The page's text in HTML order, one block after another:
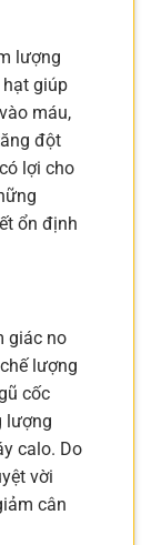
lượng
hạt giúp
máu,
đột
lợi cho
ổn định
giác no
lượng
cốc
lượng
calo. Do
vời
cân